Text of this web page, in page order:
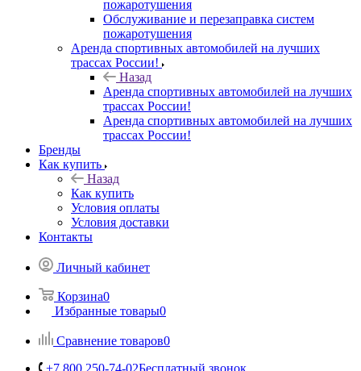
пожаротушения
Обслуживание и перезаправка систем
пожаротушения
Аренда спортивных автомобилей на лучших
трассах России!
Назад
Аренда спортивных автомобилей на лучших
трассах России!
Аренда спортивных автомобилей на лучших
трассах России!
Бренды
Как купить
Назад
Как купить
Условия оплаты
Условия доставки
Контакты
Личный кабинет
Корзина0
Избранные товары0
Сравнение товаров0
+7 800 250-74-02Бесплатный звонок